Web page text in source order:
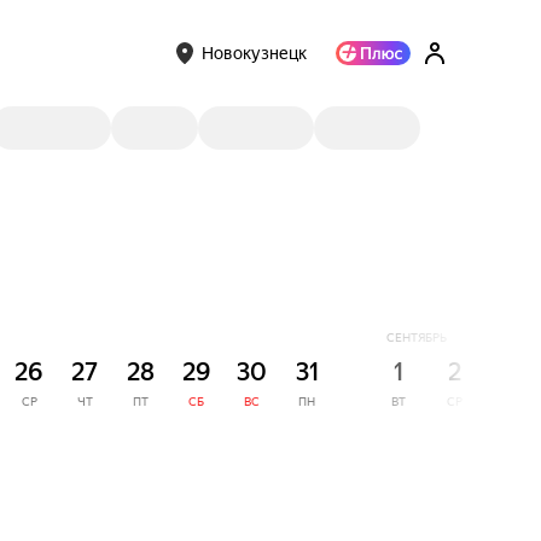
Новокузнецк
26
СР
27
ЧТ
28
ПТ
29
СБ
30
ВС
31
ПН
СЕНТЯБРЬ
1
ВТ
2